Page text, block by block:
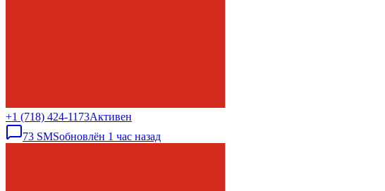
+1 (718) 424-1173Активен
73 SMSобновлён 1 час назад